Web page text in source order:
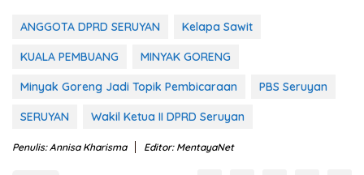
ANGGOTA DPRD SERUYAN Kelapa Sawit
KUALA PEMBUANG MINYAK GORENG
Minyak Goreng Jadi Topik Pembicaraan PBS Seruyan
SERUYAN Wakil Ketua II DPRD Seruyan
Penulis: Annisa Kharisma Editor: MentayaNet